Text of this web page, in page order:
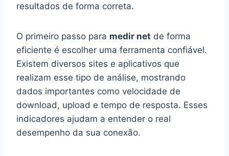
resultados de forma correta.
O primeiro passo para medir net de forma
eficiente é escolher uma ferramenta confiável.
Existem diversos sites e aplicativos que
realizam esse tipo de análise, mostrando
dados importantes como velocidade de
download, upload e tempo de resposta. Esses
indicadores ajudam a entender o real
desempenho da sua conexão.